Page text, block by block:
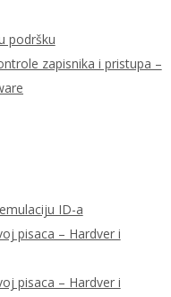
podršku
zapisnika i pristupa –
ID-a
pisaca – Hardver i
pisaca – Hardver i